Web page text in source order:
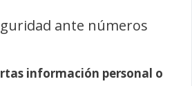
ante números
información personal o